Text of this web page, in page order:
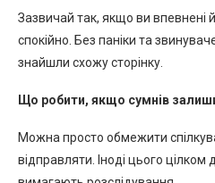
Зазвичай так, якщо ви впевнені
спокійно. Без паніки та
знайшли схожу сторінку.
Що робити, якщо сумнів
Можна просто обмежити
відправляти. Іноді цього цілком